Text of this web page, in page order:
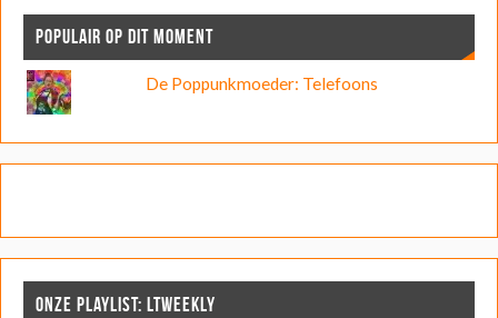
POPULAIR OP DIT MOMENT
De Poppunkmoeder: Telefoons
ONZE PLAYLIST: LTWEEKLY